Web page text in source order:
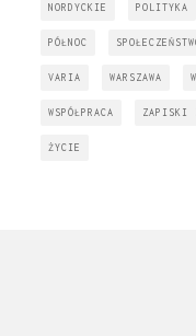
NORDYCKIE POLITYKA
PÓŁNOC
VARIA WARSZAWA
WSPÓŁPRACA ZAPISKI
ŻYCIE